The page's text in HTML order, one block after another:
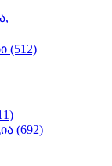
(512)
(692)